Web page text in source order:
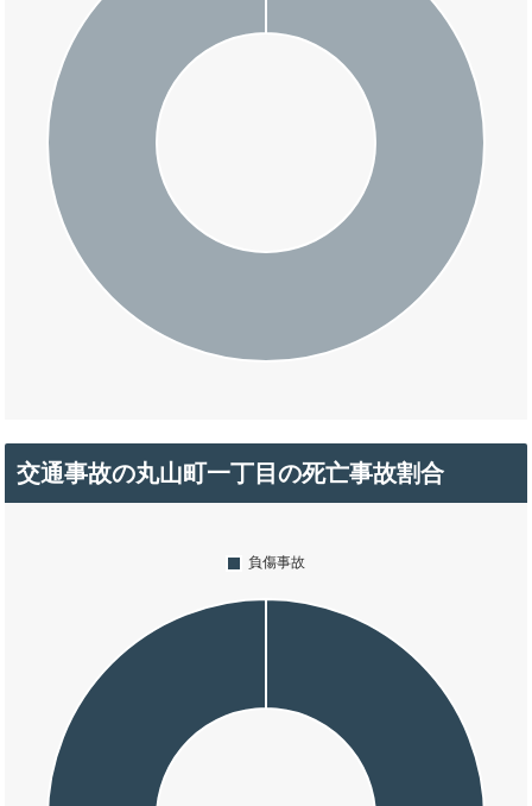
交通事故の丸山町一丁目の死亡事故割合